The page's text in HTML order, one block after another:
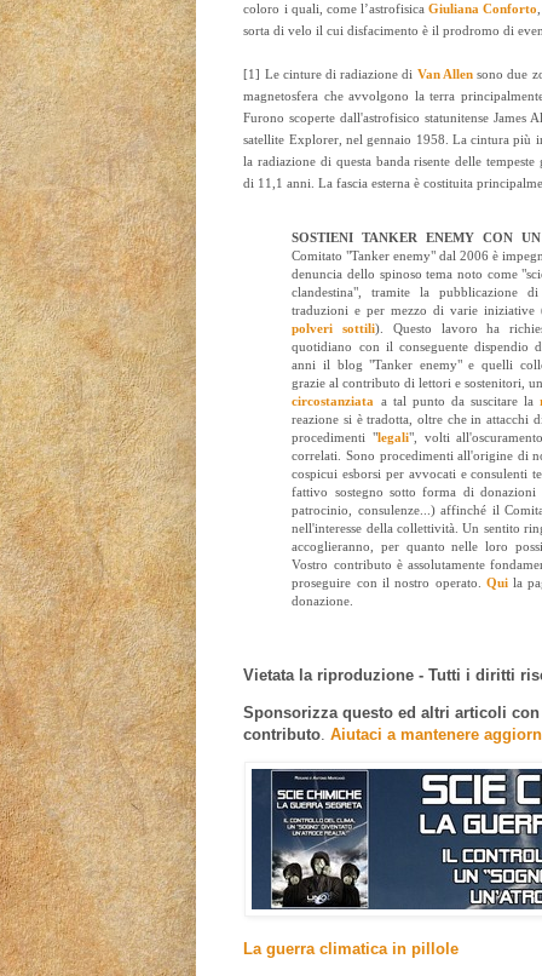
coloro i quali, come l’astrofisica Giuliana Conforto
sorta di velo il cui disfacimento è il prodromo di
[1] Le cinture di radiazione di Van Allensono due
magnetosfera che avvolgono la terra
Furono scoperte dall'astrofisico statunitense
satellite Explorer, nel gennaio 1958. La cintura più
la radiazione di questa banda risente delle
di 11,1 anni. La fascia esterna è costituita
SOSTIENI TANKER ENEMY CON
Comitato "Tanker enemy" dal 2006 è
denuncia dello spinoso tema noto come
clandestina", tramite la pubblicazione
traduzioni e per mezzo di varie iniziative
polveri sottili). Questo lavoro ha
quotidiano con il conseguente dispendio
anni il blog "Tanker enemy" e quelli
grazie al contributo di lettori e sostenitori,
circostanziata a tal punto da suscitare la
reazione si è tradotta, oltre che in attacchi
procedimenti "legali", volti
correlati. Sono procedimenti all'origine di
cospicui esborsi per avvocati e consulenti
fattivo sostegno sotto forma di
patrocinio, consulenze...) affinché il
nell'interesse della collettività. Un sentito
accoglieranno, per quanto nelle loro
Vostro contributo è assolutamente
proseguire con il nostro operato. Quila
donazione.
Vietata la riproduzione - Tutti i diritti
Sponsorizza questo ed altri articoli
contributo .Aiutaci a mantenere
La guerra climatica in pillole